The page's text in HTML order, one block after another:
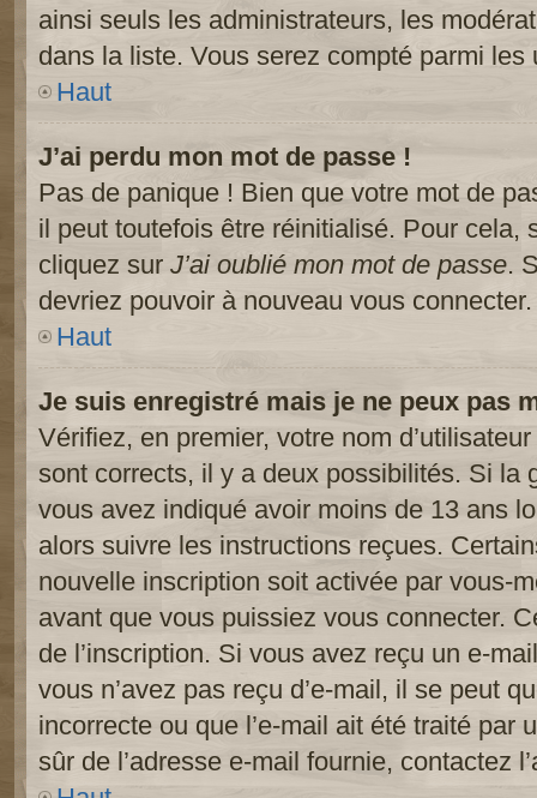
ainsi seuls les administrateurs, les
dans la liste. Vous serez compté parmi
Haut
J’ai perdu mon mot de passe !
Pas de panique ! Bien que votre mot de
il peut toutefois être réinitialisé. Pour cela,
cliquez sur J’ai oublié mon mot de passe.
devriez pouvoir à nouveau vous connecter.
Haut
Je suis enregistré mais je ne peux pas
Vérifiez, en premier, votre nom
sont corrects, il y a deux possibilités. Si la
vous avez indiqué avoir moins de 13 ans
alors suivre les instructions reçues.
nouvelle inscription soit activée par vous-
avant que vous puissiez vous connecter.
de l’inscription. Si vous avez reçu un e-
vous n’avez pas reçu d’e-mail, il se peut
incorrecte ou que l’e-mail ait été traité par
sûr de l’adresse e-mail fournie, contactez